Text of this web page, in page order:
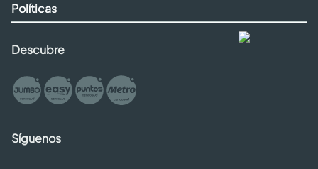
Políticas
Descubre
Síguenos